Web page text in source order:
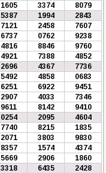
1605 3374
8079
5387 1994
2843
7121 2458
7607
6737 0762
9238
4816 8846
9760
4921 7388
4852
2696 4367
7736
5492 4858
0683
6251 6922
9451
2907 4033
7346
9611 8142
9410
0254 2095
4604
7740 8215
1835
2071 3803
9830
8357 1574
4374
5669 2906
1860
3318 6435
2428